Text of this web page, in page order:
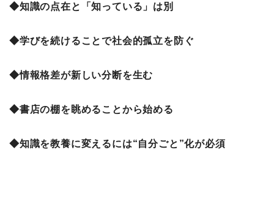
◆知識の点在と「知っている」は別
◆学びを続けることで社会的孤立を防ぐ
◆情報格差が新しい分断を生む
◆書店の棚を眺めることから始める
◆知識を教養に変えるには“自分ごと”化が必須